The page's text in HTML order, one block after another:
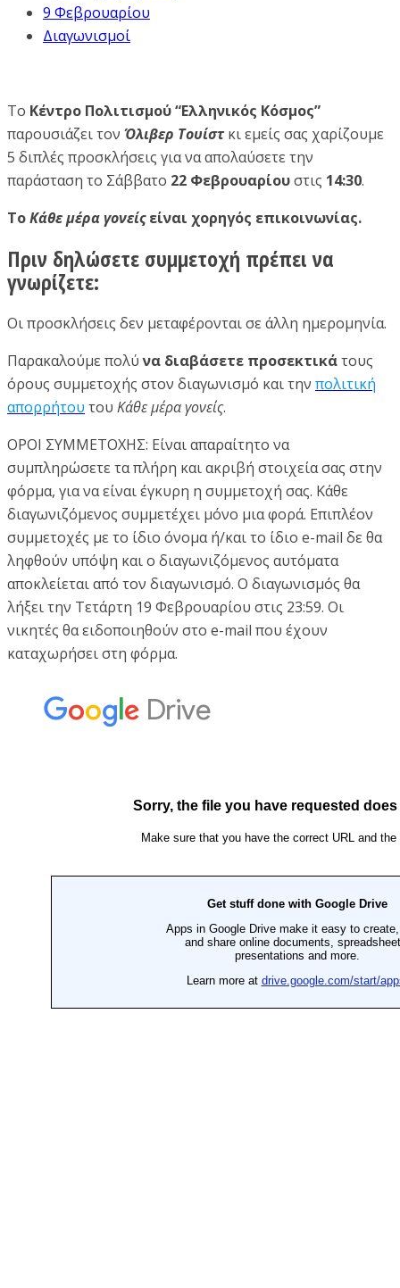
9 Φεβρουαρίου
Διαγωνισμοί
Το Κέντρο Πολιτισμού “Ελληνικός Κόσμος”
παρουσιάζει τον Όλιβερ Τουίστκι εμείς σας χαρίζουμε
5 διπλές προσκλήσεις για να απολαύσετε την
παράσταση το Σάββατο 22 Φεβρουαρίουστις 14:30.
ΤοΚάθε μέρα γονείςείναι χορηγός επικοινωνίας.
Πριν δηλώσετε συμμετοχή πρέπει να
γνωρίζετε:
Οι προσκλήσεις δεν μεταφέρονται σε άλλη ημερομηνία.
Παρακαλούμε πολύνα διαβάσετε προσεκτικάτους
όρους συμμετοχής στον διαγωνισμό και την πολιτική
απορρήτου του Κάθε μέρα γονείς.
ΟΡΟΙ ΣΥΜΜΕΤΟΧΗΣ: Είναι απαραίτητο να
συμπληρώσετε τα πλήρη και ακριβή στοιχεία σας στην
φόρμα, για να είναι έγκυρη η συμμετοχή σας. Κάθε
διαγωνιζόμενος συμμετέχει μόνο μια φορά. Επιπλέον
συμμετοχές με το ίδιο όνομα ή/και το ίδιο e-mail δε θα
ληφθούν υπόψη και ο διαγωνιζόμενος αυτόματα
αποκλείεται από τον διαγωνισμό. Ο διαγωνισμός θα
λήξει την Τετάρτη 19 Φεβρουαρίου στις 23:59. Οι
νικητές θα ειδοποιηθούν στο e-mail που έχουν
καταχωρήσει στη φόρμα.